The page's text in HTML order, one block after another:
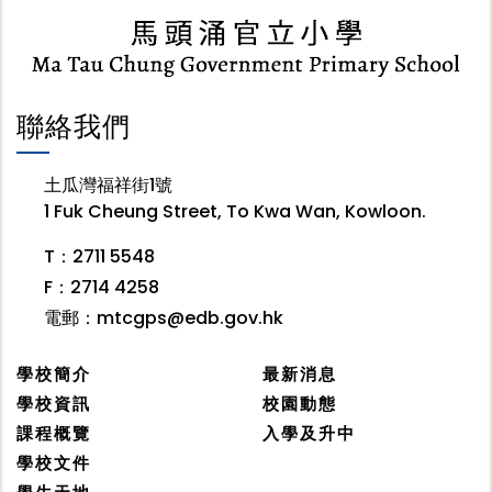
聯絡我們
土瓜灣福祥街1號
1 Fuk Cheung Street, To Kwa Wan, Kowloon.
T：2711 5548
F：2714 4258
電郵： mtcgps@edb.gov.hk
學校簡介
學校資訊
課程概覽
學校文件
最新消息
校園動態
入學及升中